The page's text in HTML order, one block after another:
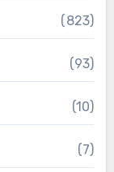
(823)
(93)
(10)
(7)